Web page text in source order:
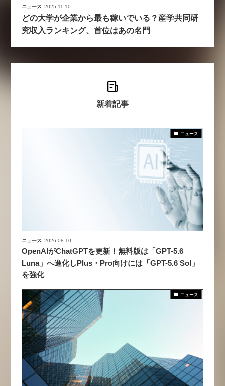
ニュース 2025.11.10
どの大学が企業から最も稼いでいる？産学共同研
究収入ランキング、首位はあの名門
新着記事
ニュース
ニュース 2026.08.10
OpenAIがChatGPTを更新！無料版は「GPT-5.6
Luna」へ進化しPlus・Pro向けには「GPT-5.6 Sol」
を強化
ニュース